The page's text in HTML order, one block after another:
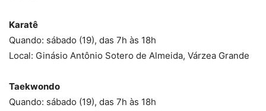
Karatê
Quando: sábado (19), das 7h às 18h
Local: Ginásio Antônio Sotero de Almeida, Várzea Grande
Taekwondo
Quando: sábado (19), das 7h às 18h